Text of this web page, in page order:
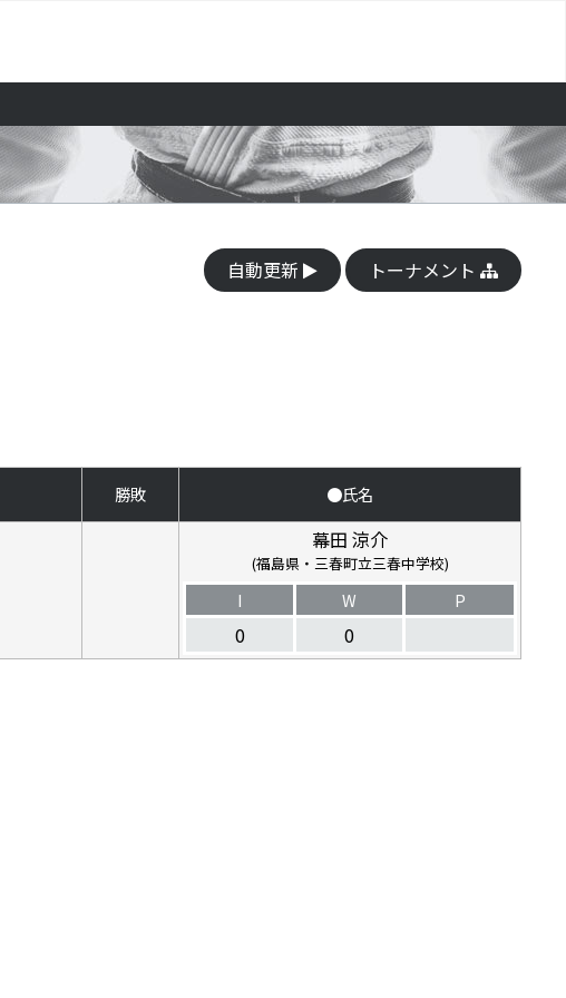
自動更新 トーナメント
勝敗 ●氏名
幕田 涼介
(福島県・三春町立三春中学校)
I W P
0 0